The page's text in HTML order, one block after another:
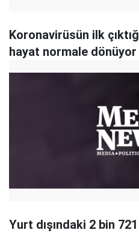
Koronavirüsün ilk
hayat normale dönüyor
Yurt dışındaki 2 bin